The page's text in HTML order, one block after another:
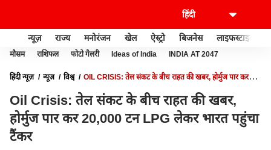
न्यूज़ राज्य मनोरंजन खेल ऐस्ट्रो बिजनेस लाइफस्टाइल
मौसम राशिफल फोटो गैलरी Ideas of India INDIA AT 2047
हिंदी न्यूज़ न्यूज़ विश्व
OIL CRISIS: तेल संकट के बीच राहत की खबर, होर्मुज पार कर
Oil Crisis: तेल संकट के बीच राहत की खबर,
होर्मुज पार कर 20,000 टन LPG लेकर भारत पहुंचा
टैंकर